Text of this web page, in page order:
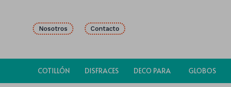
COTILLÓN DISFRACES DECO PARA GLOBOS
Nosotros Contacto